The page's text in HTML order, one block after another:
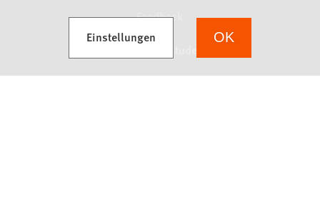
Feedback
Einstellungen
(Öffnet in einem neuen Tab) OK